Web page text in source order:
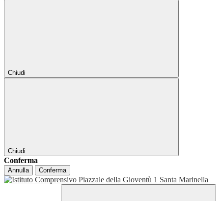
Chiudi
Chiudi
Conferma
Annulla Conferma